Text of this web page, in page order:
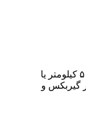
مشتری عزیز : این خودرو از زمان خرید تا ۵۰۰۰ کیلومتر یا
گیربکس و